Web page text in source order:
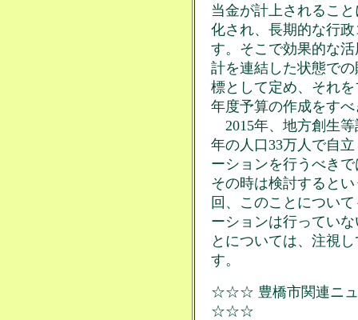
当金が計上されるこ
化され、長期的な行
す。そこで効果的な
計を連結した状態で
標として定め、それ
年度予算の作成をす
2015年、地方創生等
年の人口33万人で自
ーションを行うべき
その時は検討すると
回、このことについ
ーションは行ってい
とについては、注視
す。
☆☆☆ 豊橋市関連ニュ
☆☆☆